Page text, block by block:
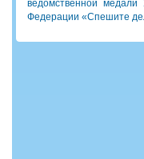
ведомственной медали
Федерации «Спешите